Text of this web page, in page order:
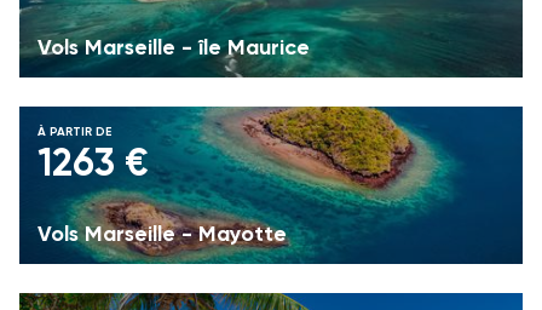
Vols Marseille - île Maurice
Vols Marseille - Mayotte
À PARTIR DE
1263 €